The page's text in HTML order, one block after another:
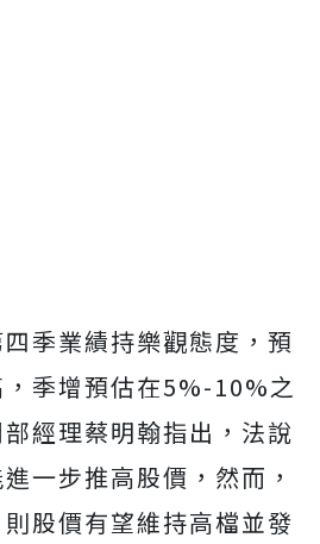
季業績持樂觀態度，預
季增預估在5%-10%之
經理蔡明翰指出，法說
一步推高股價，然而，
股價有望維持高檔並發